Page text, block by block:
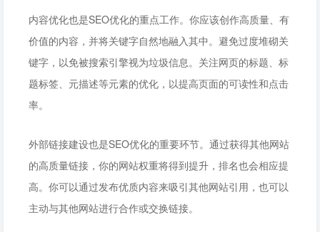
内容优化也是SEO优化的重点工作。你应该创作高质量、有
价值的内容，并将关键字自然地融入其中。避免过度堆砌关
键字，以免被搜索引擎视为垃圾信息。关注网页的标题、标
题标签、元描述等元素的优化，以提高页面的可读性和点击
率。
外部链接建设也是SEO优化的重要环节。通过获得其他网站
的高质量链接，你的网站权重将得到提升，排名也会相应提
高。你可以通过发布优质内容来吸引其他网站引用，也可以
主动与其他网站进行合作或交换链接。